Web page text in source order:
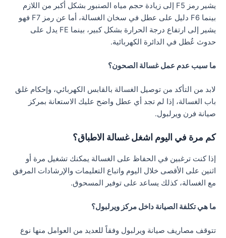
يشير رمز F5 إلى زيادة حجم مياه الصنبور بشكل أكبر من اللازم
بينما F6 دليل على عطل في سخان الغسالة، أما عن رمز F7 فهو
يشير إلى ارتفاع درجة الحرارة بشكل كبير، بينما FE يدل على
حدوث عُطل في الدائرة الكهربائية.
ما سبب عدم عمل غسالة الصحون؟
لابد من التأكد من توصيل الغسالة بالقابس الكهربائي، وإحكام غلق
باب الغسالة، إذا لم تجد أي عطل واضح عليك الاستعانة بمركز
صيانة فرن ويرلبول.
كم مرة في اليوم اشغل غسالة الاطباق؟
إذا كنت ترغبين في الحفاظ على الغسالة يمكنك تشغيل مرة أو
اثنين على الأقصى خلال اليوم واتباع التعليمات والإرشادات المرفق
مع الغسالة، كذلك يساعد على توفير المسحوق.
ما هي تكلفة الصيانة داخل مركز ويرلبول؟
تتوقف مصاريف صيانة ويرلبول وفقاً للعديد من العوامل منها نوع